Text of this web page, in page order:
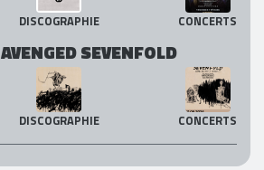
DISCOGRAPHIE CONCERTS
AVENGED SEVENFOLD
DISCOGRAPHIE CONCERTS